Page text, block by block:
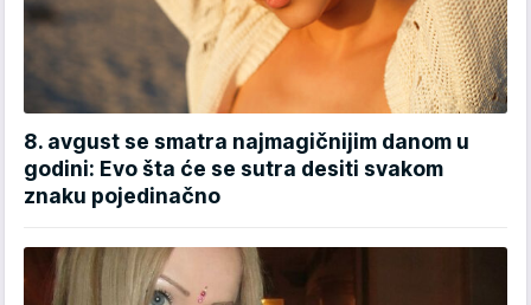
8. avgust se smatra najmagičnijim danom u
godini: Evo šta će se sutra desiti svakom
znaku pojedinačno